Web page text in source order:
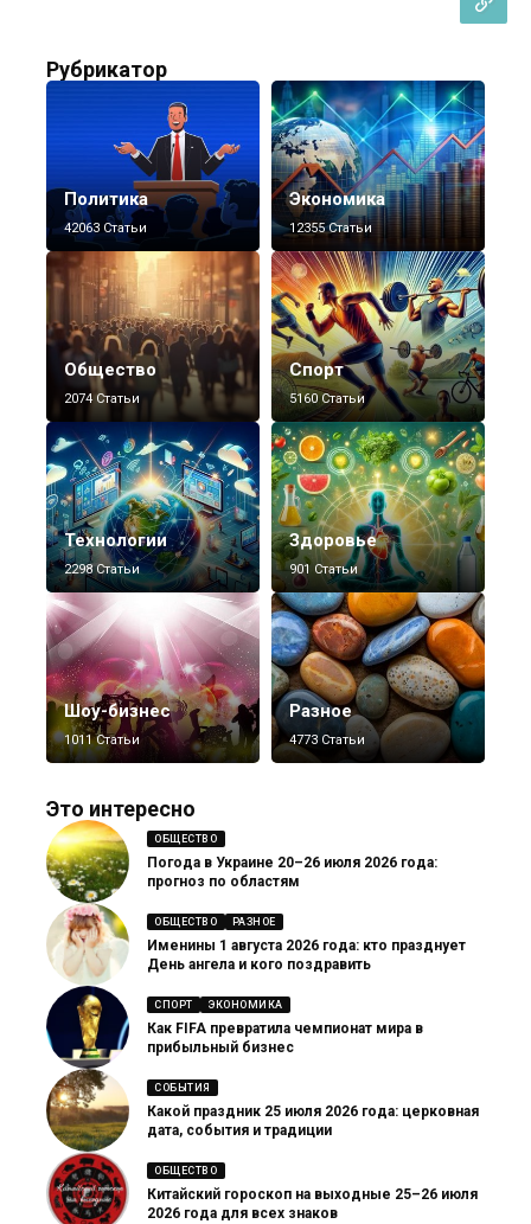
Рубрикатор
Политика
42063 Статьи
Экономика
12355 Статьи
Общество
2074 Статьи
Спорт
5160 Статьи
Технологии
2298 Статьи
Здоровье
901 Статьи
Шоу-бизнес
1011 Статьи
Разное
4773 Статьи
Это интересно
ОБЩЕСТВО
Погода в Украине 20–26 июля 2026 года:
прогноз по областям
ОБЩЕСТВО РАЗНОЕ
Именины 1 августа 2026 года: кто празднует
День ангела и кого поздравить
СПОРТ ЭКОНОМИКА
Как FIFA превратила чемпионат мира в
прибыльный бизнес
СОБЫТИЯ
Какой праздник 25 июля 2026 года: церковная
дата, события и традиции
ОБЩЕСТВО
Китайский гороскоп на выходные 25–26 июля
2026 года для всех знаков